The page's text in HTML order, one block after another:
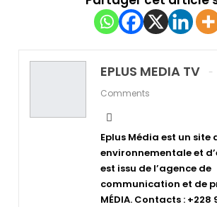
EPLUS MEDIA TV
Comments
Eplus Média est un
environnementale et
est issu de l’agence de
communication et de
MÉDIA. Contacts : +228